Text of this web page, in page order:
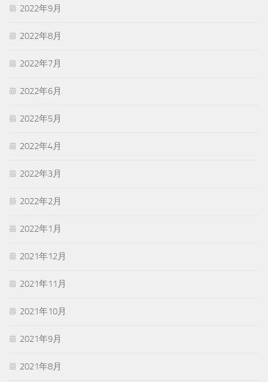
2022年9月
2022年8月
2022年7月
2022年6月
2022年5月
2022年4月
2022年3月
2022年2月
2022年1月
2021年12月
2021年11月
2021年10月
2021年9月
2021年8月